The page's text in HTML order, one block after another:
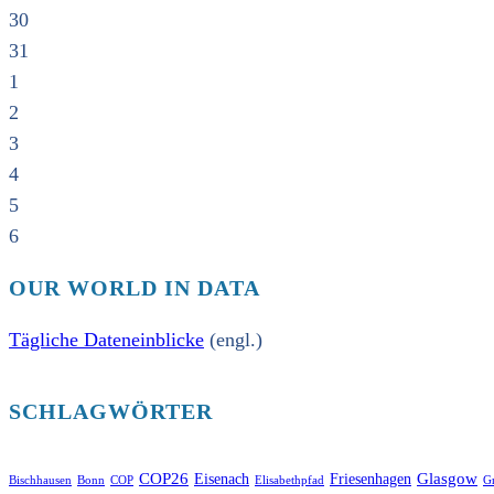
30
31
1
2
3
4
5
6
OUR WORLD IN DATA
Tägliche Dateneinblicke (engl.)
SCHLAGWÖRTER
Bischhausen Bonn COP COP26 Eisenach Elisabethpfad Friesenhagen Glasgow